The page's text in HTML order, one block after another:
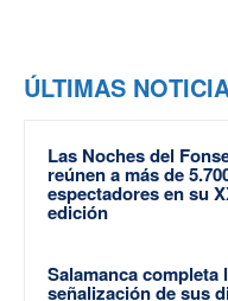
ÚLTIMAS
Las Noches del
reúnen a más de
espectadores en su
edición
Salamanca completa
señalización de sus